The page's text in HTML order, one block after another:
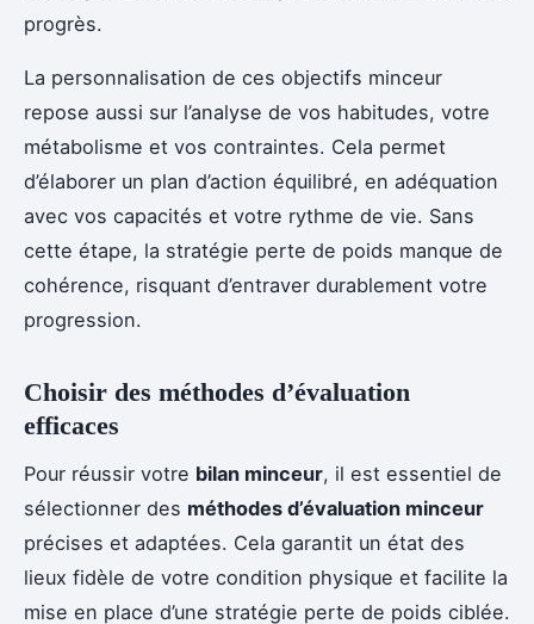
progrès.
La personnalisation de ces objectifs minceur
repose aussi sur l’analyse de vos habitudes, votre
métabolisme et vos contraintes. Cela permet
d’élaborer un plan d’action équilibré, en adéquation
avec vos capacités et votre rythme de vie. Sans
cette étape, la stratégie perte de poids manque de
cohérence, risquant d’entraver durablement votre
progression.
Choisir des méthodes d’évaluation
efficaces
Pour réussir votre bilan minceur, il est essentiel de
sélectionner des méthodes d’évaluation minceur
précises et adaptées. Cela garantit un état des
lieux fidèle de votre condition physique et facilite la
mise en place d’une stratégie perte de poids ciblée.